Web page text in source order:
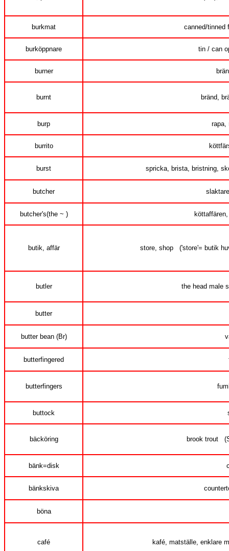
burkmat canned/tinned
burköppnare tin / can
burner
burnt bränd,
burp rapa,
burrito
burst spricka, brista, bristning,
butcher
butcher's(the ~ )
butik, affär store, shop ('store'= butik
butler the head male
butter
butter bean (Br)
butterfingered
butterfingers
buttock
bäcköring brook trout
bänk=disk
bänkskiva
böna
café kafé, matställe, enklare